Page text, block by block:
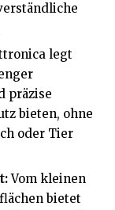
legt
präzise
bieten, ohne
oder Tier
Vom kleinen
bietet